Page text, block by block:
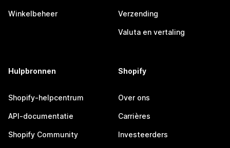
Winkelbeheer Verzending
Valuta en vertaling
Hulpbronnen
Shopify-helpcentrum
API-documentatie
Shopify Community
Shopify
Over ons
Carrières
Investeerders